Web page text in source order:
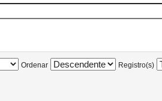
Ordenar Registro(s)